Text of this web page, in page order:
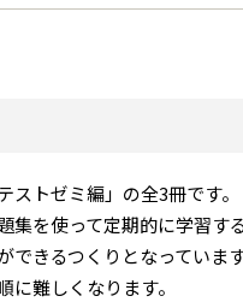
トゼミ編」の全3冊です。
を使って定期的に学習する
きるつくりとなっています
難しくなります。